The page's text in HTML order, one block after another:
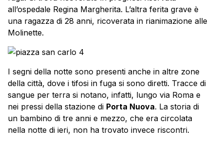
all’ospedale Regina Margherita. L’altra ferita grave è
una ragazza di 28 anni, ricoverata in rianimazione alle
Molinette.
I segni della notte sono presenti anche in altre zone
della città, dove i tifosi in fuga si sono diretti. Tracce di
sangue per terra si notano, infatti, lungo via Roma e
nei pressi della stazione di Porta Nuova. La storia di
un bambino di tre anni e mezzo, che era circolata
nella notte di ieri, non ha trovato invece riscontri.